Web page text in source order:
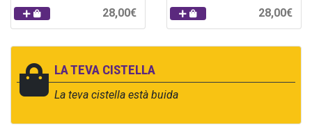
LA TEVA CISTELLA
La teva cistella està buida
28,00€ 28,00€